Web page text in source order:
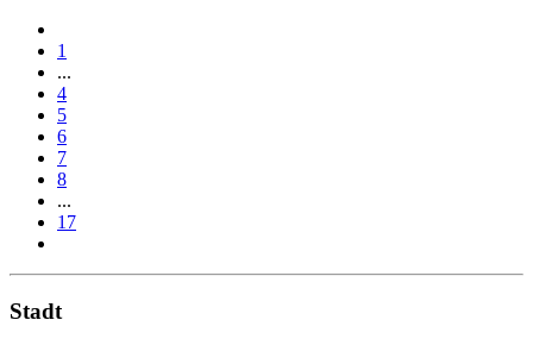
1
...
4
5
6
7
8
...
17
Stadt